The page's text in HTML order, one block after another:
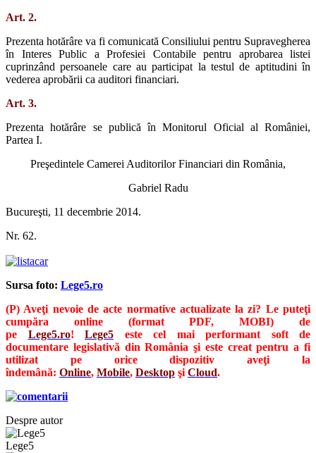
Art. 2.
Prezenta hotărâre va fi comunicată Consiliului pentru Supravegherea
în Interes Public a Profesiei Contabile pentru aprobarea listei
cuprinzând persoanele care au participat la testul de aptitudini în
vederea aprobării ca auditori financiari.
Art. 3.
Prezenta hotărâre se publică în Monitorul Oficial al României,
Partea I.
Preşedintele Camerei Auditorilor Financiari din România,
Gabriel Radu
Bucureşti, 11 decembrie 2014.
Nr. 62.
Sursa foto: Lege5.ro
(P) Aveţi nevoie de acte normative actualizate la zi? Le puteţi
cumpăra online (format PDF, MOBI) de
pe
Lege5.ro! Lege5
este cel mai performant soft de
documentare legislativă din România şi este creat pentru a fi
utilizat pe orice dispozitiv aveţi la
îndemână: Online, Mobile, Desktop şi Cloud.
Despre autor
Lege5